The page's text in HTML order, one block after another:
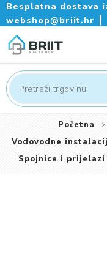
Besplatna dostava
webshop@briit.hr
Početna
Vodovodne
Spojnice i prijelazi